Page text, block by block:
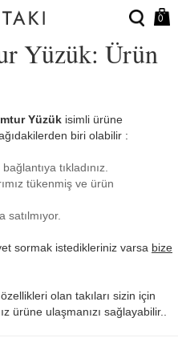
0
Yüzük: Ürün
Yüzük isimli ürüne
biri olabilir :
tıkladınız.
tükenmiş ve ürün
sormak istedikleriniz varsa bize
olan takıları sizin için
ürüne ulaşmanızı sağlayabilir..